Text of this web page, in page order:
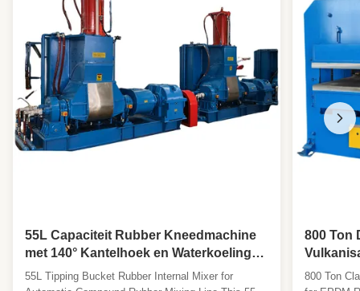
55L Capaciteit Rubber Kneedmachine
met 140° Kantelhoek en Waterkoeling
voor Automatische Rubbermenging
55L Tipping Bucket Rubber Internal Mixer for
800 Ton
800 Ton